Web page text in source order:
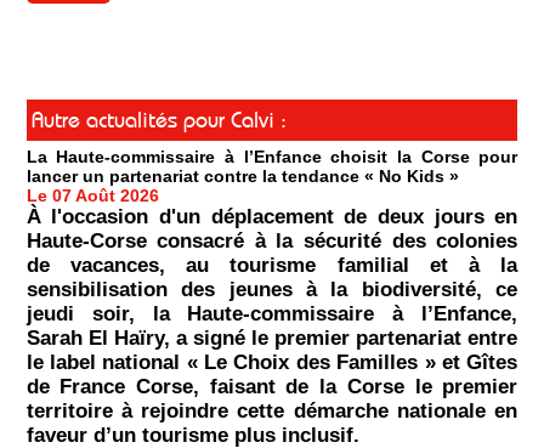
Autre actualités pour Calvi :
La Haute-commissaire à l’Enfance choisit la Corse pour
lancer un partenariat contre la tendance « No Kids »
Le 07 Août 2026
À l'occasion d'un déplacement de deux jours en
Haute-Corse consacré à la sécurité des colonies
de vacances, au tourisme familial et à la
sensibilisation des jeunes à la biodiversité, ce
jeudi soir, la Haute-commissaire à l’Enfance,
Sarah El Haïry, a signé le premier partenariat entre
le label national « Le Choix des Familles » et Gîtes
de France Corse, faisant de la Corse le premier
territoire à rejoindre cette démarche nationale en
faveur d’un tourisme plus inclusif.